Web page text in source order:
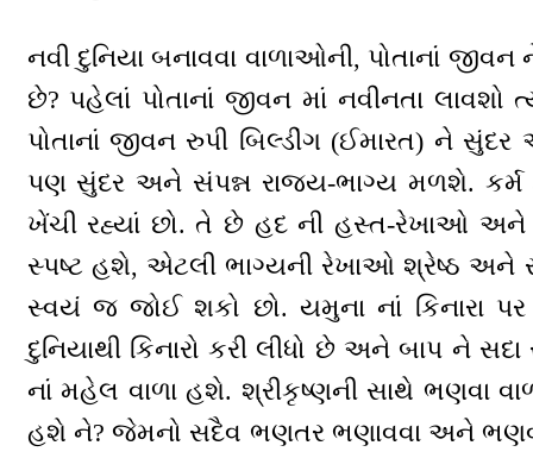
નવી દુનિયા બનાવવા વાળાઓની, પોતાનાં
છે? પહેલાં પોતાનાં જીવન માં નવીનતા
પોતાનાં જીવન રુપી બિલ્ડીંગ (ઈમારત) ને
પણ સુંદર અને સંપન્ન રાજ્ય-ભાગ્ય મળશે. કર્મ
ખેંચી રહ્યાં છો. તે છે હદ ની હસ્ત-રેખાઓ
સ્પષ્ટ હશે, એટલી ભાગ્યની રેખાઓ શ્રેષ્ઠ અને
સ્વયં જ જોઈ શકો છો. યમુના નાં કિનારા
દુનિયાથી કિનારો કરી લીધો છે અને બાપ ને
નાં મહેલ વાળા હશે. શ્રીકૃષ્ણની સાથે ભણવા
હશે ને? જેમનો સદૈવ ભણતર ભણાવવા અને